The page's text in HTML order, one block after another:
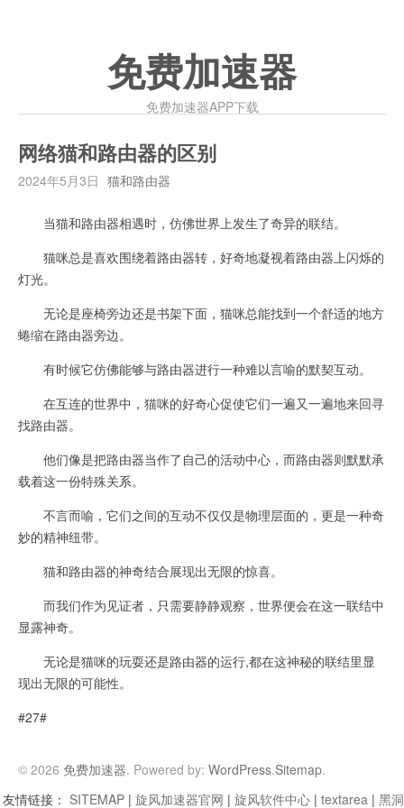
免费加速器
免费加速器APP下载
网络猫和路由器的区别
2024年5月3日 猫和路由器
当猫和路由器相遇时，仿佛世界上发生了奇异的联结。
猫咪总是喜欢围绕着路由器转，好奇地凝视着路由器上闪烁的
灯光。
无论是座椅旁边还是书架下面，猫咪总能找到一个舒适的地方
蜷缩在路由器旁边。
有时候它仿佛能够与路由器进行一种难以言喻的默契互动。
在互连的世界中，猫咪的好奇心促使它们一遍又一遍地来回寻
找路由器。
他们像是把路由器当作了自己的活动中心，而路由器则默默承
载着这一份特殊关系。
不言而喻，它们之间的互动不仅仅是物理层面的，更是一种奇
妙的精神纽带。
猫和路由器的神奇结合展现出无限的惊喜。
而我们作为见证者，只需要静静观察，世界便会在这一联结中
显露神奇。
无论是猫咪的玩耍还是路由器的运行,都在这神秘的联结里显
现出无限的可能性。
#27#
© 2026 免费加速器. Powered by: WordPress.Sitemap.
友情链接： SITEMAP | 旋风加速器官网 | 旋风软件中心 | textarea | 黑